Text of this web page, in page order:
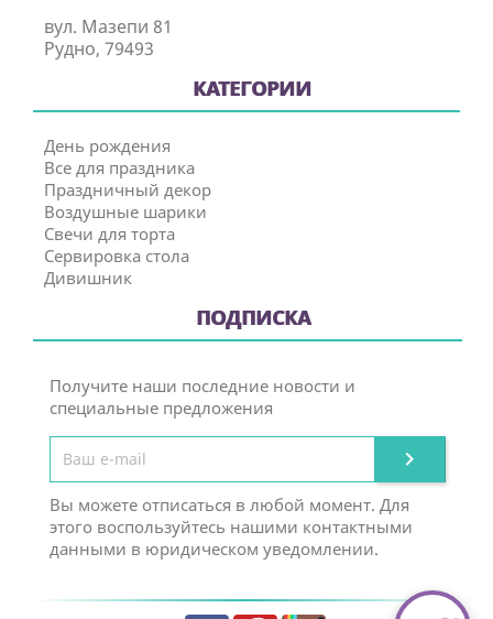
вул. Мазепи 81
Рудно, 79493
КАТЕГОРИИ
День рождения
Все для праздника
Праздничный декор
Воздушные шарики
Свечи для торта
Сервировка стола
Дивишник
ПОДПИСКА
Получите наши последние новости и
специальные предложения

Вы можете отписаться в любой момент. Для
этого воспользуйтесь нашими контактными
данными в юридическом уведомлении.